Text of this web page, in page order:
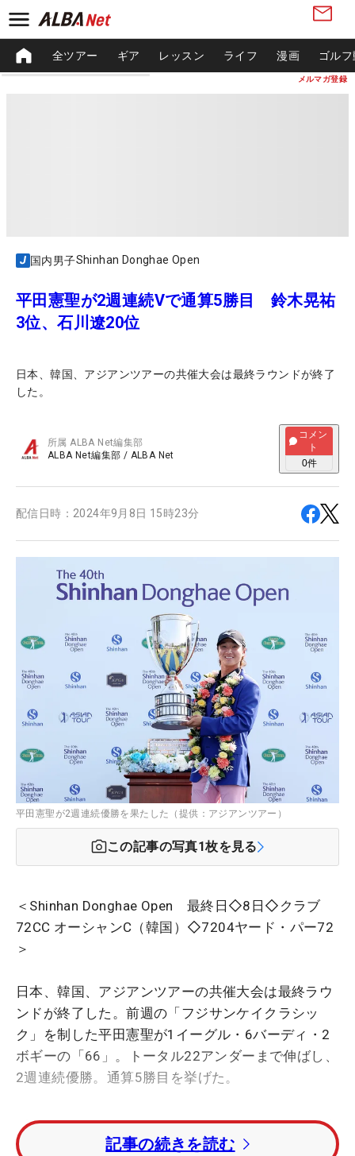
メルマガ登録
全ツアー ギア レッスン ライフ 漫画 ゴル
国内男子Shinhan Donghae Open
平田憲聖が2週連続Vで通算5勝目 鈴木晃祐
3位、石川遼20位
日本、韓国、アジアンツアーの共催大会は最終ラウンドが終了
した。
所属ALBA Net編集部
ALBA Net編集部 / ALBA Net
コメン
ト
0件
配信日時： 2024年9月8日 15時23分
平田憲聖が2週連続優勝を果たした（提供：アジアンツアー）
この記事の写真1枚を見る
＜Shinhan Donghae Open 最終日◇8日◇クラブ
72CC オーシャンC（韓国）◇7204ヤード・パー72
＞
日本、韓国、アジアンツアーの共催大会は最終ラウ
ンドが終了した。前週の「フジサンケイクラシッ
ク」を制した平田憲聖が1イーグル・6バーディ・2
ボギーの「66」。トータル22アンダーまで伸ばし、
2週連続優勝。通算5勝目を挙げた。
1打差の2位にスタートの1番から7連続バーディを奪
ったトラビス・スマイス（オーストラリア）。5打
記事の続きを読む